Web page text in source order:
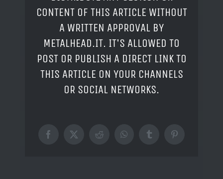
CONTENT OF THIS ARTICLE WITHOUT
A WRITTEN APPROVAL BY
METALHEAD.IT. IT'S ALLOWED TO
POST OR PUBLISH A DIRECT LINK TO
THIS ARTICLE ON YOUR CHANNELS
OR SOCIAL NETWORKS.
Facebook
X RedditWhatsAppTumblrPinterest